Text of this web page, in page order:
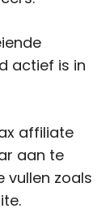
actief is in
affiliate
aan te
vullen zoals